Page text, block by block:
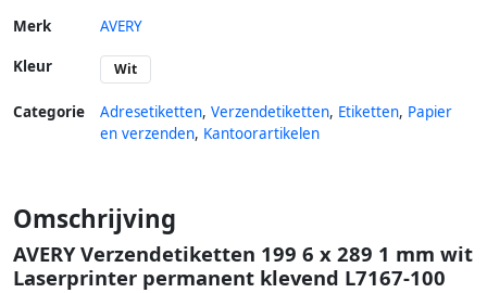
Merk AVERY
Kleur Wit
Categorie Adresetiketten, Verzendetiketten, Etiketten, Papier
en verzenden, Kantoorartikelen
Omschrijving
AVERY Verzendetiketten 199 6 x 289 1 mm wit
Laserprinter permanent klevend L7167-100